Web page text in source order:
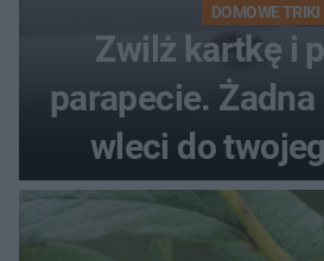
DOMOWE TRIKI
Zwilż kartkę i
parapecie.
wleci do